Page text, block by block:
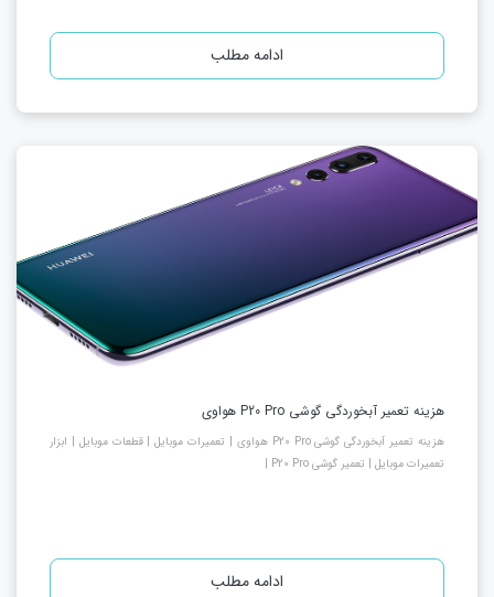
ادامه مطلب
هزینه تعمیر آبخوردگی گوشی P20 Pro هواوی
هزینه تعمیر آبخوردگی گوشی P20 Pro هواوی | تعمیرات موبایل | قطعات موبایل | ابزار
تعمیرات موبایل | تعمیر گوشی P20 Pro |
ادامه مطلب